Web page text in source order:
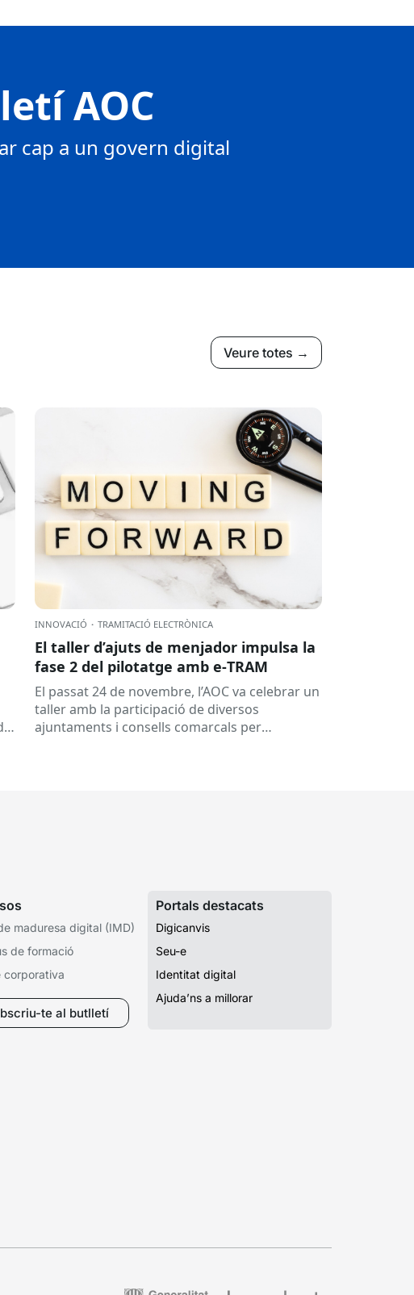
AOC
cap a un govern digital
Veure totes →
INNOVACIÓ · TRAMITACIÓ ELECTRÒNICA
El taller d’ajuts de menjador impulsa la
fase 2 del pilotatge amb e‑TRAM
El passat 24 de novembre, l’AOC va celebrar un
taller amb la participació de diversos
ajuntaments i consells comarcals per
maduresa digital (IMD)
de formació
corporativa
te al butlletí
Portals destacats
Digicanvis
Seu-e
Identitat digital
Ajuda’ns a millorar